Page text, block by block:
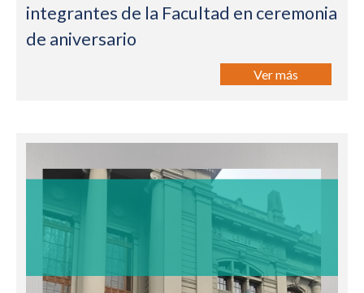
integrantes de la Facultad en ceremonia
de aniversario
Ver más